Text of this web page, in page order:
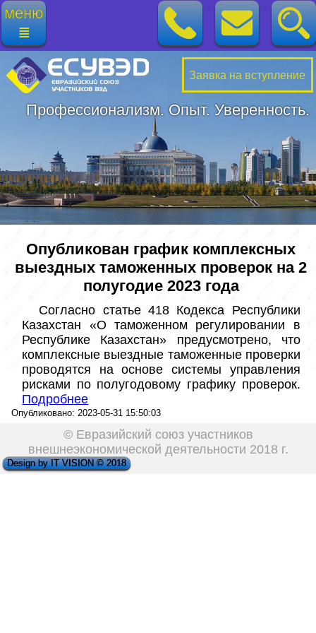
меню
≣
Профессионализм. Опыт. Уверенность.
Заявка на вступление
Опубликован график комплексных
выездных таможенных проверок на 2
полугодие 2023 года
Казахстан «О таможенном регулировании в
Республике Казахстан» предусмотрено, что
комплексные выездные таможенные проверки
проводятся на основе системы управления
Подробнее
Опубликовано: 2023-05-31 15:50:03
© Евразийский союз участников
внешнеэкономической деятельности 2018 г.
Design by IT VISION © 2018